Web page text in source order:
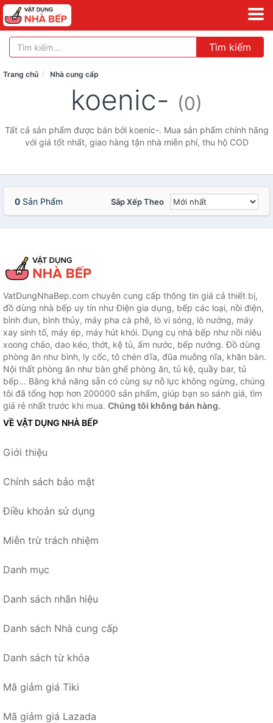
Tìm kiếm
Trang chủ Nhà cung cấp
koenic- (0)
Tất cả sản phẩm được bán bởi koenic-. Mua sản phẩm chính hãng
với giá tốt nhất, giao hàng tận nhà miễn phí, thu hộ COD
0 Sản Phẩm Sắp Xếp Theo
VatDungNhaBep.com chuyên cung cấp thông tin giá cả thiết bị,
đồ dùng nhà bếp uy tín như Điện gia dụng, bếp các loại, nồi điện,
bình đun, bình thủy, máy pha cà phê, lò vi sóng, lò nướng, máy
xay sinh tố, máy ép, máy hút khói. Dụng cụ nhà bếp như nồi niêu
xoong chảo, dao kéo, thớt, kệ tủ, ấm nước, bếp nướng. Đồ dùng
phòng ăn như bình, ly cốc, tô chén dĩa, đũa muỗng nĩa, khăn bàn.
Nội thất phòng ăn như bàn ghế phòng ăn, tủ kệ, quầy bar, tủ
bếp... Bằng khả năng sẵn có cùng sự nỗ lực không ngừng, chúng
tôi đã tổng hợp hơn 200000 sản phẩm, giúp bạn so sánh giá, tìm
giá rẻ nhất trước khi mua. Chúng tôi không bán hàng.
VỀ VẬT DỤNG NHÀ BẾP
Giới thiệu
Chính sách bảo mật
Điều khoản sử dụng
Miễn trừ trách nhiệm
Danh mục
Danh sách nhãn hiệu
Danh sách Nhà cung cấp
Danh sách từ khóa
Mã giảm giá Tiki
Mã giảm giá Lazada